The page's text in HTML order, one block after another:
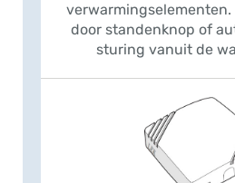
door standenknop of
sturing vanuit de